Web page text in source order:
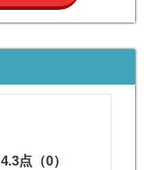
4.3点（0）